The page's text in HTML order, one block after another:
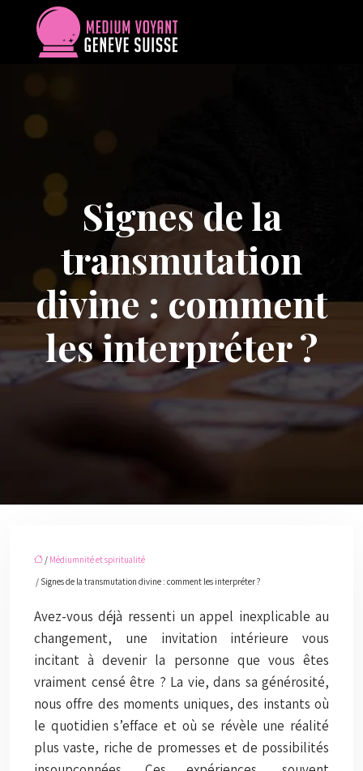
Signes de la
transmutation
divine : comment
les interpréter ?
/ Médiumnité et spiritualité
/ Signes de la transmutation divine : comment les interpréter ?
Avez-vous déjà ressenti un appel inexplicable au
changement, une invitation intérieure vous
incitant à devenir la personne que vous êtes
vraiment censé être ? La vie, dans sa générosité,
nous offre des moments uniques, des instants où
le quotidien s’efface et où se révèle une réalité
plus vaste, riche de promesses et de possibilités